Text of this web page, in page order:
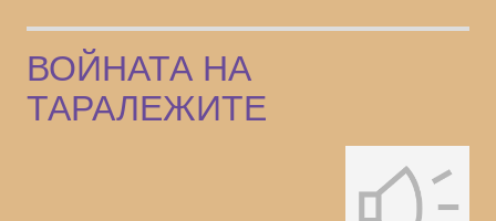
ВОЙНАТА НА
ТАРАЛЕЖИТЕ